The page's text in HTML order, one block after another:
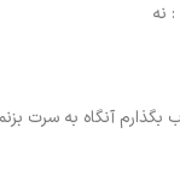
نه
بگذارم آنگاه به سرت